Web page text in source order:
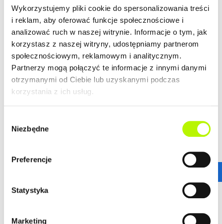
Wykorzystujemy pliki cookie do spersonalizowania treści
i reklam, aby oferować funkcje społecznościowe i
analizować ruch w naszej witrynie. Informacje o tym, jak
korzystasz z naszej witryny, udostępniamy partnerom
społecznościowym, reklamowym i analitycznym.
Partnerzy mogą połączyć te informacje z innymi danymi
otrzymanymi od Ciebie lub uzyskanymi podczas
korzystania z ich usług.
zgody
Niezbędne
Preferencje
Statystyka
Marketing
STANDARDY WYKOŃCZENIA
DEWELOPERSKI
DO ZAMIESZKANIA